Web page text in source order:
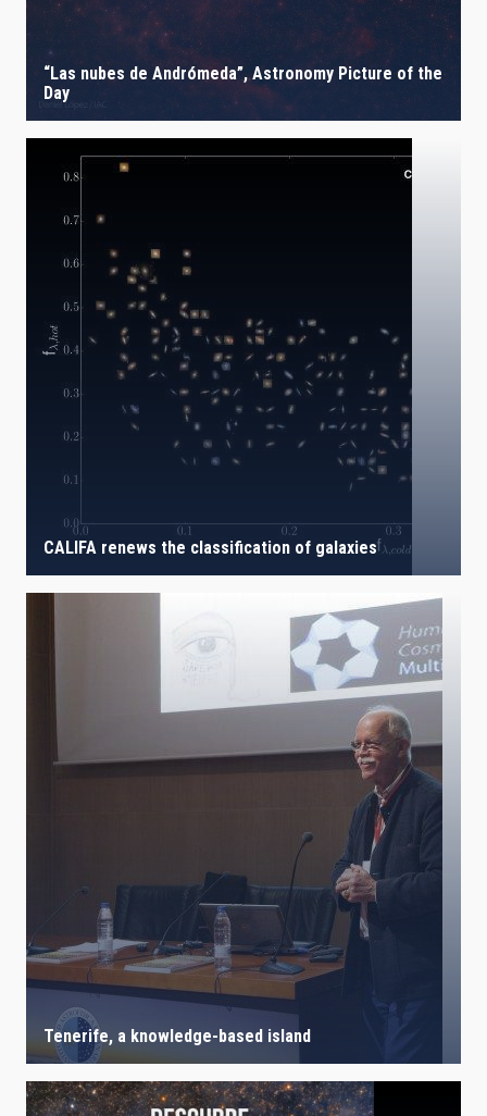
“Las nubes de Andrómeda”, Astronomy Picture of the
Day
CALIFA renews the classification of galaxies
Tenerife, a knowledge-based island